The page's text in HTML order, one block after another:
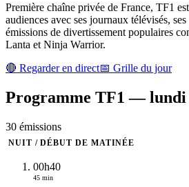
Première chaîne privée de France, TF1
audiences avec ses journaux télévisés,
émissions de divertissement populaires
Lanta et Ninja Warrior.
🔴 Regarder en direct📅 Grille du jour
Programme TF1 —lundi
30 émissions
NUIT / DÉBUT DE MATINÉE
00h40
45 min